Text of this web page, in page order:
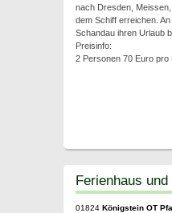
nach Dresden,
dem Schiff erreichen.
Schandau ihren Urlaub
Preisinfo:
2 Personen 70 Euro pro
Ferienhaus
01824 Königstein OT